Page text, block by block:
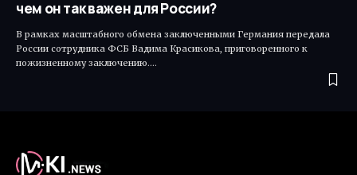
чем он так важен для России?
В рамках масштабного обмена заключенными Германия передала
России сотрудника ФСБ Вадима Красикова, приговоренного к
пожизненному заключению.…